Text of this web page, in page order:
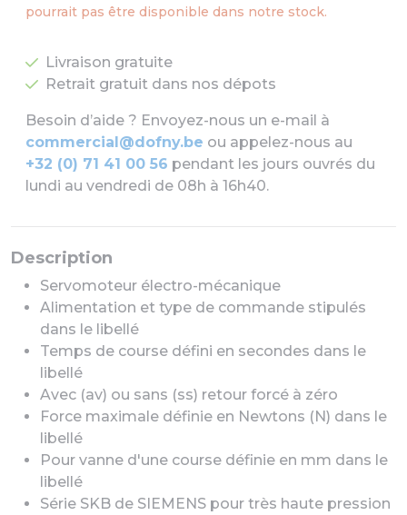
Description
Servomoteur électro-mécanique
Alimentation et type de commande stipulés
dans le libellé
Temps de course défini en secondes dans le
libellé
Avec (av) ou sans (ss) retour forcé à zéro
Force maximale définie en Newtons (N) dans le
libellé
Pour vanne d'une course définie en mm dans le
libellé
Série SKB de SIEMENS pour très haute pression
pourrait pas être disponible dans notre stock.
Livraison gratuite
Retrait gratuit dans nos dépots
Besoin d’aide ? Envoyez-nous un e-mail à
commercial@dofny.be ou appelez-nous au
+32 (0) 71 41 00 56 pendant les jours ouvrés du
lundi au vendredi de 08h à 16h40.